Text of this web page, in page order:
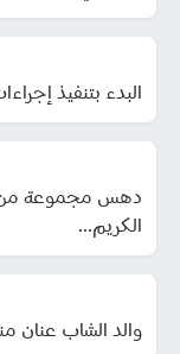
البدء بتنفيذ
دهس مجموعة من
الكريم...
والد الشاب عنان